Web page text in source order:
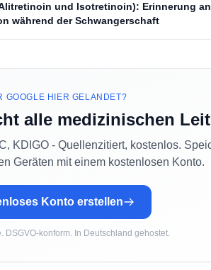
und lsotretinoin): Erinnerung
während der Schwangerschaft
GOOGLE HIER GELANDET?
alle medizinischen
KDIGO - Quellenzitiert, kostenlos.
Geräten mit einem kostenlosen Konto.
Konto erstellen
DSGVO-konform. In Deutschland gehostet.